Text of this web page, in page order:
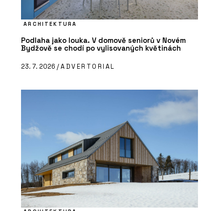
ARCHITEKTURA
Podlaha jako louka. V domově seniorů v Novém
Bydžově se chodí po vylisovaných květinách
23. 7. 2026 /ADVERTORIAL